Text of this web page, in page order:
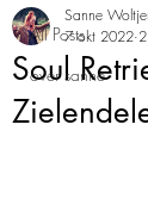
All Posts
over sanne
Soul
Sanne
7 okt 2022